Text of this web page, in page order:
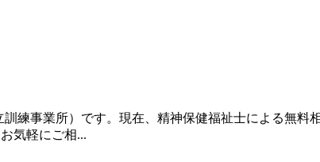
練事業所）です。現在、精神保健福祉士による無
気軽にご相...